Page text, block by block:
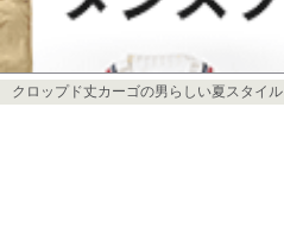
クロップド丈カーゴの男らしい夏スタイル